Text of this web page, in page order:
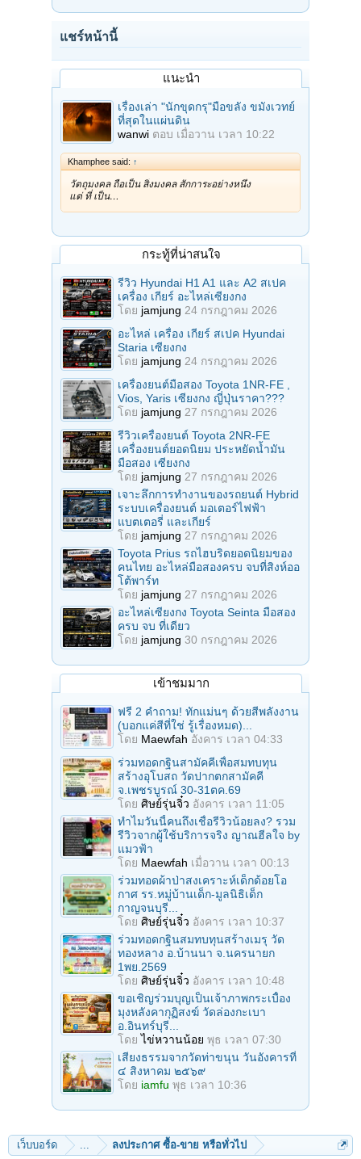
แชร์หน้านี้
แนะนำ
เรื่องเล่า "นักขุดกรุ"มือขลัง ขมังเวทย์
ที่สุดในแผ่นดิน
wanwi ตอบ เมื่อวาน เวลา 10:22
Khamphee said: ↑
วัตถุมงคล ถือเป็น สิ่งมงคล สักการะอย่างหนึ่ง
แต่ ที่ เป็น…
กระทู้ที่น่าสนใจ
รีวิว Hyundai H1 A1 และ A2 สเปค
เครื่อง เกียร์ อะไหล่เซียงกง
โดย jamjung 24 กรกฎาคม 2026
อะไหล่ เครื่อง เกียร์ สเปค Hyundai
Staria เซียงกง
โดย jamjung 24 กรกฎาคม 2026
เครื่องยนต์มือสอง Toyota 1NR-FE ,
Vios, Yaris เซียงกง ญี่ปุ่นราคา???
โดย jamjung 27 กรกฎาคม 2026
รีวิวเครื่องยนต์ Toyota 2NR-FE
เครื่องยนต์ยอดนิยม ประหยัดน้ำมัน
มือสอง เซียงกง
โดย jamjung 27 กรกฎาคม 2026
เจาะลึกการทำงานของรถยนต์ Hybrid
ระบบเครื่องยนต์ มอเตอร์ไฟฟ้า
แบตเตอรี่ และเกียร์
โดย jamjung 27 กรกฎาคม 2026
Toyota Prius รถไฮบริดยอดนิยมของ
คนไทย อะไหล่มือสองครบ จบที่สิงห์ออ
โต้พาร์ท
โดย jamjung 27 กรกฎาคม 2026
อะไหล่เซียงกง Toyota Seinta มือสอง
ครบ จบ ที่เดียว
โดย jamjung 30 กรกฎาคม 2026
เข้าชมมาก
ฟรี 2 คำถาม! ทักแม่นๆ ด้วยสีพลังงาน
(บอกแค่สีที่ใช่ รู้เรื่องหมด)...
โดย Maewfah อังคาร เวลา 04:33
ร่วมทอดกฐินสามัคคีเพื่อสมทบทุน
สร้างอุโบสถ วัดปากตกสามัคคี
จ.เพชรบูรณ์ 30-31ตค.69
โดย ศิษย์รุ่นจิ๋ว อังคาร เวลา 11:05
ทำไมวันนี้คนถึงเชื่อรีวิวน้อยลง? รวม
รีวิวจากผู้ใช้บริการจริง ญาณฮีลใจ by
แมวฟ้า
โดย Maewfah เมื่อวาน เวลา 00:13
ร่วมทอดผ้าป่าสงเคราะห์เด็กด้อยโอ
กาศ รร.หมู่บ้านเด็ก-มูลนิธิเด็ก
กาญจนบุรี...
โดย ศิษย์รุ่นจิ๋ว อังคาร เวลา 10:37
ร่วมทอดกฐินสมทบทุนสร้างเมรุ วัด
ทองหลาง อ.บ้านนา จ.นครนายก
1พย.2569
โดย ศิษย์รุ่นจิ๋ว อังคาร เวลา 10:48
ขอเชิญร่วมบุญเป็นเจ้าภาพกระเบื้อง
มุงหลังคากุฏิสงฆ์ วัดล่องกะเบา
อ.อินทร์บุรี...
โดยไข่หวานน้อย พุธ เวลา 07:30
เสียงธรรมจากวัดท่าขนุน วันอังคารที่
๔ สิงหาคม ๒๕๖๙
โดย iamfu พุธ เวลา 10:36
เว็บบอร์ด ลงประกาศ ซื้อ-ขาย หรือทั่วไป